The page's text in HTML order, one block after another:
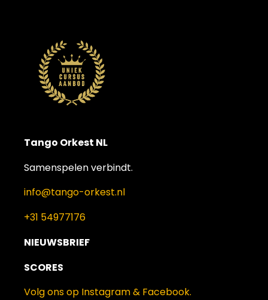
Tango Orkest NL
Samenspelen verbindt.
info@tango-orkest.nl
+31 54977176
NIEUWSBRIEF
SCORES
Volg ons op Instagram & Facebook.